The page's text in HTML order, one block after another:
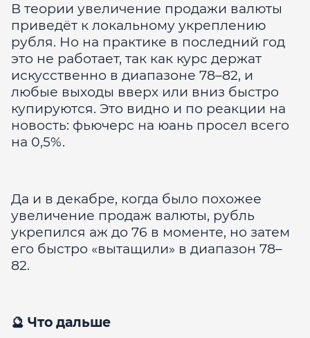
В теории увеличение продажи валюты
приведёт к локальному укреплению
рубля. Но на практике в последний год
это не работает, так как курс держат
искусственно в диапазоне 78–82, и
любые выходы вверх или вниз быстро
купируются. Это видно и по реакции на
новость: фьючерс на юань просел всего
на 0,5%.
Да и в декабре, когда было похожее
увеличение продаж валюты, рубль
укрепился аж до 76 в моменте, но затем
его быстро «вытащили» в диапазон 78–
82.
🔮 Что дальше